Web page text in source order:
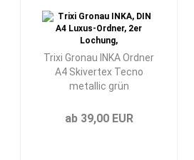
Trixi Gronau INKA Ordner
A4 Skivertex Tecno
metallic grün
ab 39,00 EUR